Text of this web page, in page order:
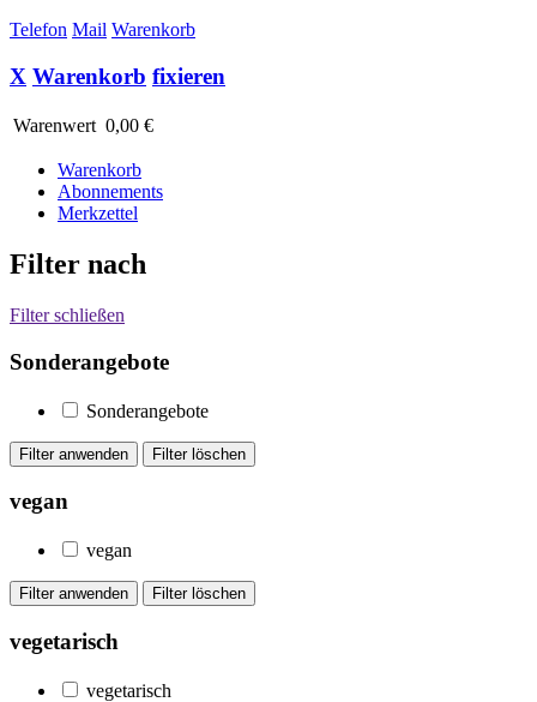
Telefon Mail Warenkorb
X Warenkorb fixieren
Warenwert 0,00 €
Warenkorb
Abonnements
Merkzettel
Filter nach
Filter schließen
Sonderangebote
Sonderangebote
vegan
vegan
vegetarisch
vegetarisch